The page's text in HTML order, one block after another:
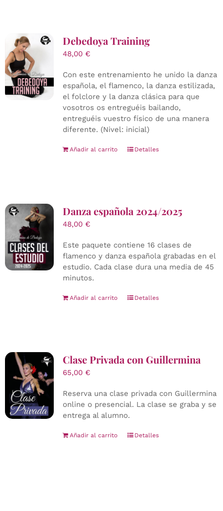
Debedoya Training
48,00 €
Con este entrenamiento he unido la danza
española, el flamenco, la danza estilizada,
el folclore y la danza clásica para que
vosotros os entreguéis bailando,
entreguéis vuestro físico de una manera
diferente. (Nivel: inicial)
Añadir al carrito Detalles
Danza española 2024/2025
48,00 €
Este paquete contiene 16 clases de
flamenco y danza española grabadas en el
estudio. Cada clase dura una media de 45
minutos.
Añadir al carrito Detalles
Clase Privada con Guillermina
65,00 €
Reserva una clase privada con Guillermina
online o presencial. La clase se graba y se
entrega al alumno.
Añadir al carrito Detalles